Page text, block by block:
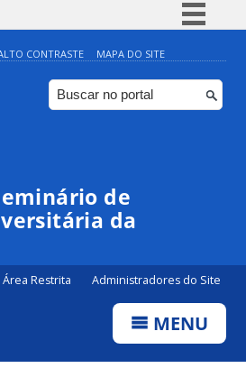
Simplifique!
Comunica BR
Participe
Canais
CONTRASTE MAPA DO SITE
de
da
Área Restrita Administradores do Site
MENU